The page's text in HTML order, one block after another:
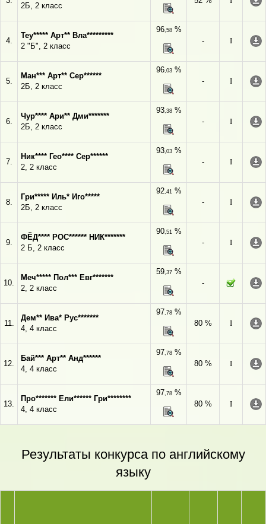
2Б, 2 класс
4.
Теу***** Арт** Вла*********
2 "Б", 2 класс
96,58%
-
I
5.
Ман*** Арт** Сер******
2Б, 2 класс
96,03%
-
I
6.
Чур**** Ари** Дми*******
2Б, 2 класс
93,38%
-
I
7.
Ник**** Гео**** Сер******
2, 2 класс
93,03%
-
I
8.
Гри***** Иль* Иго*****
2Б, 2 класс
92,41%
-
I
9.
ФЁД**** РОС****** НИК*******
2 Б, 2 класс
90,51%
-
I
10.
Меч***** Пол*** Евг*******
2, 2 класс
59,37%
-
11.
Дем** Ива* Рус*******
4, 4 класс
97,78%
80 %
I
12.
Бай*** Арт** Анд******
4, 4 класс
97,78%
80 %
I
13.
Про******* Ели****** Гри********
4, 4 класс
97,78%
80 %
I
Результаты конкурса по английскому
языку